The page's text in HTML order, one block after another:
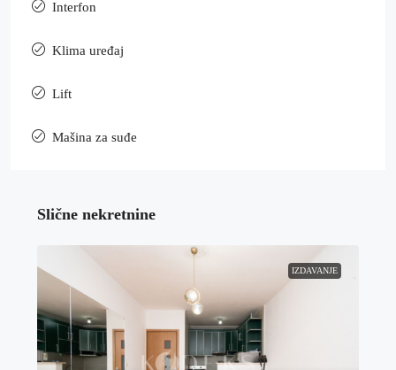
Interfon
Klima uređaj
Lift
Mašina za suđe
Slične nekretnine
IZDAVANJE